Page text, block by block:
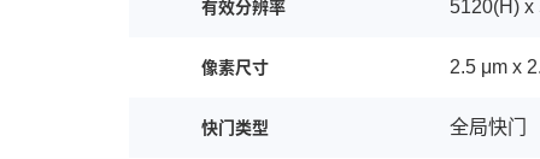
有效分辨率 5120(H) x
像素尺寸 2.5 μm x
快门类型 全局快门